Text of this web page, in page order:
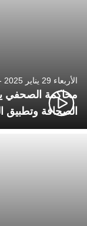
الأربعاء 29 يناير 2025 - 8:37
محاكمة
الصحافة وتطبيق